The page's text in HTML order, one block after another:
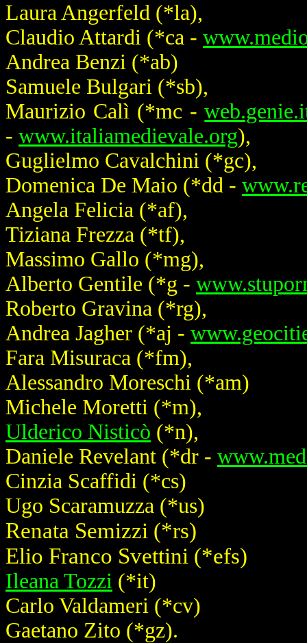
Laura Angerfeld (*la),
Claudio Attardi (*ca -
Andrea Benzi (*ab)
Samuele Bulgari (*sb),
Maurizio Calì (*mc -
- www.italiamedievale.org),
Guglielmo Cavalchini (*gc),
Domenica De Maio (*dd -
Angela Felicia (*af),
Tiziana Frezza (*tf),
Massimo Gallo (*mg),
Alberto Gentile (*g -
Roberto Gravina (*rg),
Andrea Jagher (*aj -
Fara Misuraca (*fm),
Alessandro Moreschi (*am)
Michele Moretti (*m),
Ulderico Nisticò (*n),
Daniele Revelant (*dr -
Cinzia Scaffidi (*cs)
Ugo Scaramuzza (*us)
Renata Semizzi (*rs)
Elio Franco Svettini (*efs)
Ileana Tozzi (*it)
Carlo Valdameri (*cv)
Gaetano Zito (*gz).